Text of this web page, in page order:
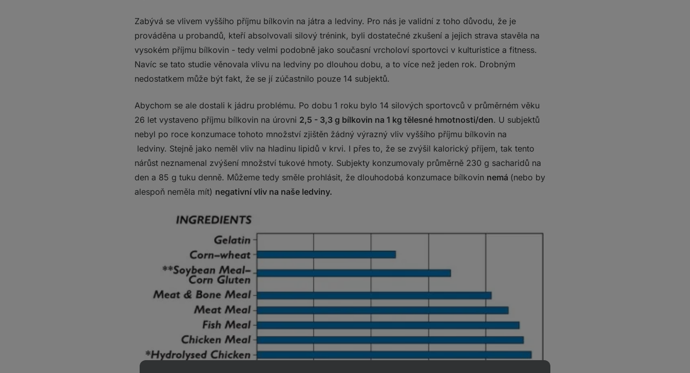
Zabývá se vlivem vyššího příjmu bílkovin na játra a ledviny. Pro nás je validní z toho důvodu, že je
prováděna u probandů, kteří absolvovali silový trénink, byli dostatečné zkušení a jejich strava stavěla na
vysokém příjmu bílkovin - tedy velmi podobně jako současní vrcholoví sportovci v kulturistice a fitness.
Navíc se tato studie věnovala vlivu na ledviny po dlouhou dobu, a to více než jeden rok. Drobným
nedostatkem může být fakt, že se jí zúčastnilo pouze 14 subjektů.
Abychom se ale dostali k jádru problému. Po dobu 1 roku bylo 14 silových sportovců v průměrném věku
26 let vystaveno příjmu bílkovin na úrovni 2,5 - 3,3 g bílkovin na 1 kg tělesné hmotnosti/den. U subjektů
nebyl po roce konzumace tohoto množství zjištěn žádný výrazný vliv vyššího příjmu bílkovin na
ledviny. Stejně jako neměl vliv na hladinu lipidů v krvi. I přes to, že se zvýšil kalorický příjem, tak tento
nárůst neznamenal zvýšení množství tukové hmoty. Subjekty konzumovaly průměrně 230 g sacharidů na
den a 85 g tuku denně. Můžeme tedy směle prohlásit, že dlouhodobá konzumace bílkovin nemá (nebo by
alespoň neměla mít) negativní vliv na naše ledviny.